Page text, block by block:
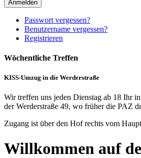
Anmelden
Passwort vergessen?
Benutzername vergessen?
Registrieren
Wöchentliche Treffen
KISS-Umzug in die Werderstraße
Wir treffen uns jeden Dienstag ab 18 Ihr
der Werderstraße 49, wo früher die PAZ
Zugang ist über den Hof rechts vom
Willkommen auf